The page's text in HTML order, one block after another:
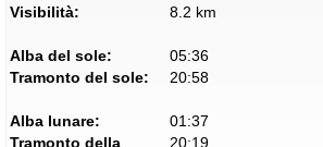
Visibilità:
8.2 km
Alba del sole:
05:36
Tramonto del sole:
20:58
Alba lunare:
01:37
Tramonto della
20:19